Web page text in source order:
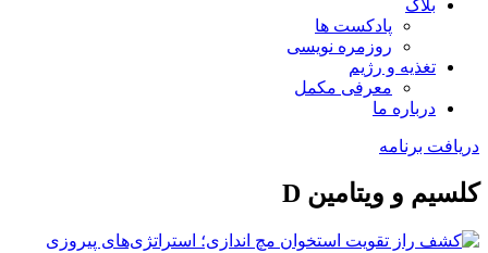
بلاگ
پادکست ها
روزمره نویسی
تغذیه و رژیم
معرفی مکمل
درباره ما
دریافت برنامه
کلسیم و ویتامین D